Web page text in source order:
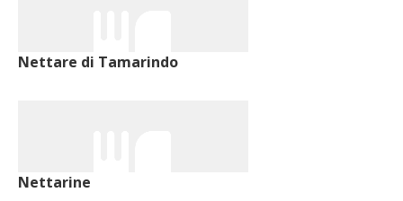
Nettare di Tamarindo
Nettarine